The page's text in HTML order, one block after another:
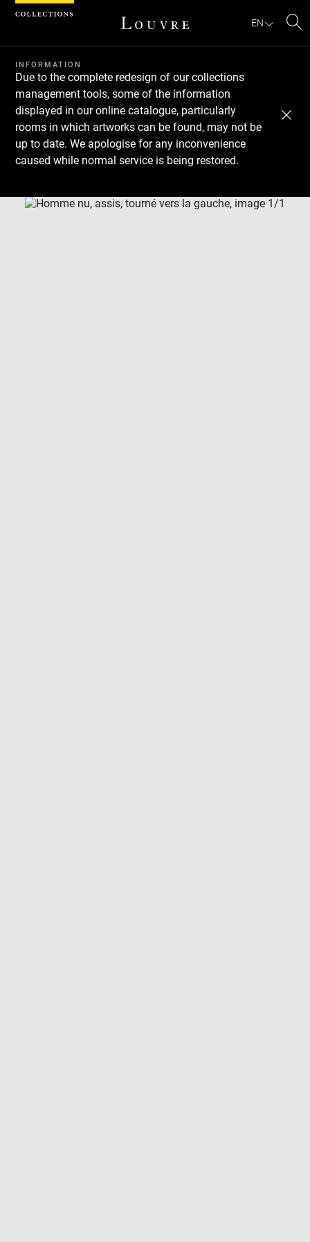
EN
INFORMATION
Due to the complete redesign of our collections
management tools, some of the information
displayed in our online catalogue, particularly
rooms in which artworks can be found, may not be
up to date. We apologise for any inconvenience
caused while normal service is being restored.
Download
Next
Previous
Cookies management panel